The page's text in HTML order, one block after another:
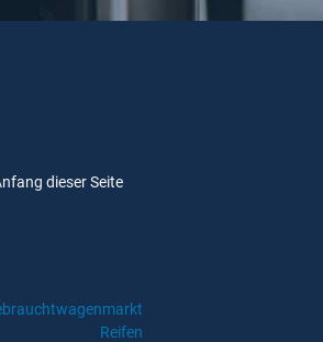
dieser Seite
Reifen